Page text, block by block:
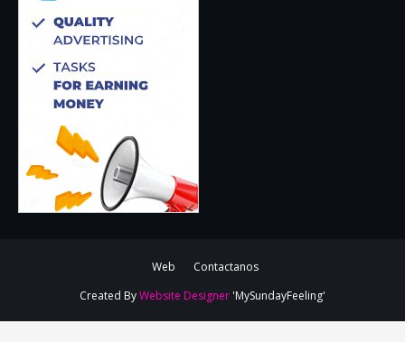
Web
Contactanos
Created ByWebsite Designer 'MySundayFeeling'